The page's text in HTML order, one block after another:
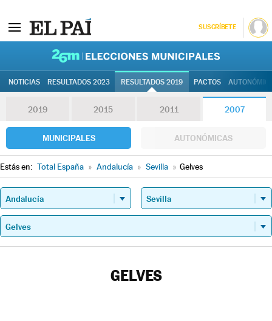
SUSCRÍBETE
NOTICIAS RESULTADOS 2023 RESULTADOS 2019 PACTOS
2019 2015 2011 2007
MUNICIPALES AUTONÓMICAS
Estás en: Total España » Andalucía » Sevilla » Gelves
GELVES